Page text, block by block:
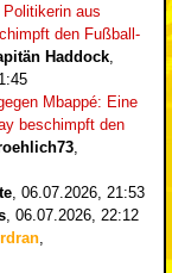
aus
den Fußball-
Haddock,
Mbappé: Eine
beschimpft den
,
, 06.07.2026, 21:53
, 06.07.2026, 22:12
,